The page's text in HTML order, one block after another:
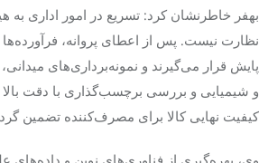
بهفر خاطرنشان کرد: تسریع در امور اداری به
نظارت نیست. پس از اعطای پروانه،
پایش قرار می‌گیرند و نمونه‌برداری‌های
و شیمیایی و بررسی برچسب‌گذاری با دقت
کیفیت نهایی کالا برای مصرف‌کننده تضمین
وی، بهره‌گیری از فناوری‌های نوین و داده‌های